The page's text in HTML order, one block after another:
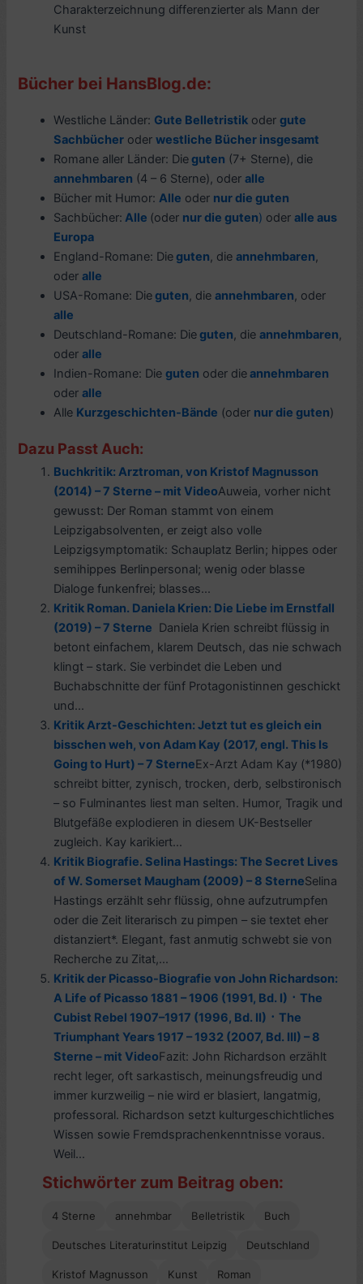
Charakterzeichnung differenzierter als Mann der
Kunst
Bücher bei HansBlog.de:
Westliche Länder: Gute Belletristik odergute
Sachbücher oderwestliche Bücher insgesamt
Romane aller Länder: Dieguten (7+ Sterne), die
annehmbaren (4 – 6 Sterne), oderalle
Bücher mit Humor: Alle oder nur die guten
Sachbücher: Alle (oder nur die guten) oderalle aus
Europa
England-Romane: Dieguten, dieannehmbaren,
oderalle
USA-Romane: Dieguten, dieannehmbaren, oder
alle
Deutschland-Romane: Dieguten, dieannehmbaren,
oderalle
Indien-Romane: Dieguten oder dieannehmbaren
oderalle
Alle Kurzgeschichten-Bände (oder nur die guten)
Dazu Passt Auch:
Buchkritik: Arztroman, von Kristof Magnusson
(2014) – 7 Sterne – mit VideoAuweia, vorher nicht
gewusst: Der Roman stammt von einem
Leipzigabsolventen, er zeigt also volle
Leipzigsymptomatik: Schauplatz Berlin; hippes oder
semihippes Berlinpersonal; wenig oder blasse
Dialoge funkenfrei; blasses...
Kritik Roman. Daniela Krien: Die Liebe im Ernstfall
(2019) – 7 Sterne Daniela Krien schreibt flüssig in
betont einfachem, klarem Deutsch, das nie schwach
klingt – stark. Sie verbindet die Leben und
Buchabschnitte der fünf Protagonistinnen geschickt
und...
Kritik Arzt-Geschichten: Jetzt tut es gleich ein
bisschen weh, von Adam Kay (2017, engl. This Is
Going to Hurt) – 7 SterneEx-Arzt Adam Kay (*1980)
schreibt bitter, zynisch, trocken, derb, selbstironisch
– so Fulminantes liest man selten. Humor, Tragik und
Blutgefäße explodieren in diesem UK-Bestseller
zugleich. Kay karikiert...
Kritik Biografie. Selina Hastings: The Secret Lives
of W. Somerset Maugham (2009) – 8 SterneSelina
Hastings erzählt sehr flüssig, ohne aufzutrumpfen
oder die Zeit literarisch zu pimpen – sie textet eher
distanziert*. Elegant, fast anmutig schwebt sie von
Recherche zu Zitat,...
Kritik der Picasso-Biografie von John Richardson:
A Life of Picasso 1881 – 1906 (1991, Bd. I) ᛫ The
Cubist Rebel 1907–1917 (1996, Bd. II) ᛫ The
Triumphant Years 1917 – 1932 (2007, Bd. III) – 8
Sterne – mit VideoFazit: John Richardson erzählt
recht leger, oft sarkastisch, meinungsfreudig und
immer kurzweilig – nie wird er blasiert, langatmig,
professoral. Richardson setzt kulturgeschichtliches
Wissen sowie Fremdsprachenkenntnisse voraus.
Weil...
Stichwörter zum Beitrag oben:
4 Sterne annehmbar Belletristik Buch
Deutsches Literaturinstitut Leipzig Deutschland
Kristof Magnusson Kunst Roman